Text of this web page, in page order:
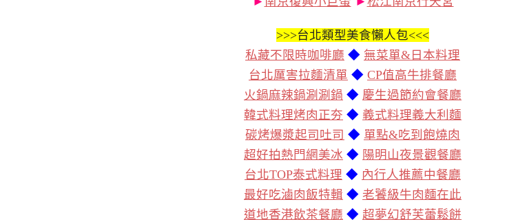
>>>台北類型美食懶人包<<<
私藏不限時咖啡廳 ◆ 無菜單&日本料理
台北厲害拉麵清單 ◆ CP值高牛排餐廳
火鍋麻辣鍋涮涮鍋 ◆ 慶生過節約會餐廳
韓式料理烤肉正夯 ◆ 義式料理義大利麵
碳烤爆漿起司吐司 ◆ 單點&吃到飽燒肉
超好拍熱門網美冰 ◆ 陽明山夜景觀餐廳
台北TOP泰式料理 ◆ 內行人推薦中餐廳
最好吃滷肉飯特輯 ◆ 老饕級牛肉麵在此
道地香港飲茶餐廳 ◆ 超夢幻舒芙蕾鬆餅